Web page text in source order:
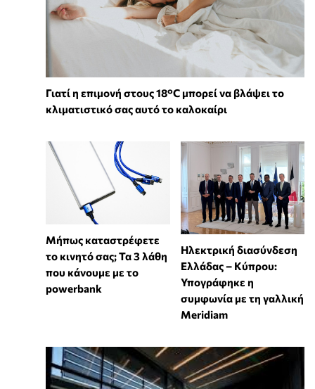
Γιατί η επιμονή στους 18°C μπορεί να βλάψει το
κλιματιστικό σας αυτό το καλοκαίρι
Μήπως καταστρέφετε
το κινητό σας; Τα 3 λάθη
που κάνουμε με το
powerbank
Ηλεκτρική διασύνδεση
Ελλάδας – Κύπρου:
Υπογράφηκε η
συμφωνία με τη γαλλική
Meridiam